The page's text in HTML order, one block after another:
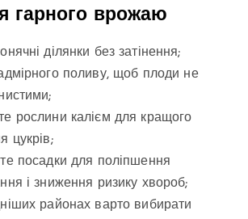
гарного врожаю
ділянки без затінення;
поливу, щоб плоди не
рослини калієм для кращого
цукрів;
посадки для поліпшення
і зниження ризику хвороб;
районах варто вибирати